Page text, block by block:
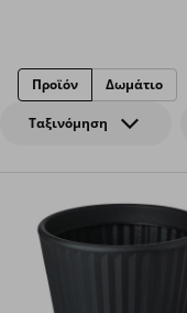
Ταξινόμηση
Προϊόν Δωμάτιο